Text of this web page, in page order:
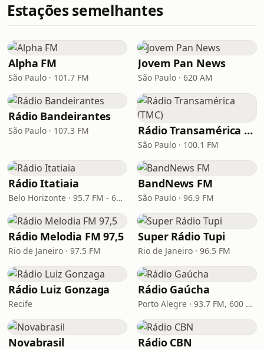
Estações semelhantes
Alpha FM
São Paulo · 101.7 FM
Jovem Pan News
São Paulo · 620 AM
Rádio Bandeirantes
São Paulo · 107.3 FM Rádio Transamérica (TMC)
São Paulo · 100.1 FM
Rádio Itatiaia
Belo Horizonte · 95.7 FM - 610 AM
BandNews FM
São Paulo · 96.9 FM
Rádio Melodia FM 97,5
Rio de Janeiro · 97.5 FM
Super Rádio Tupi
Rio de Janeiro · 96.5 FM
Rádio Luiz Gonzaga
Recife
Rádio Gaúcha
Porto Alegre · 93.7 FM, 600 AM
Novabrasil Rádio CBN